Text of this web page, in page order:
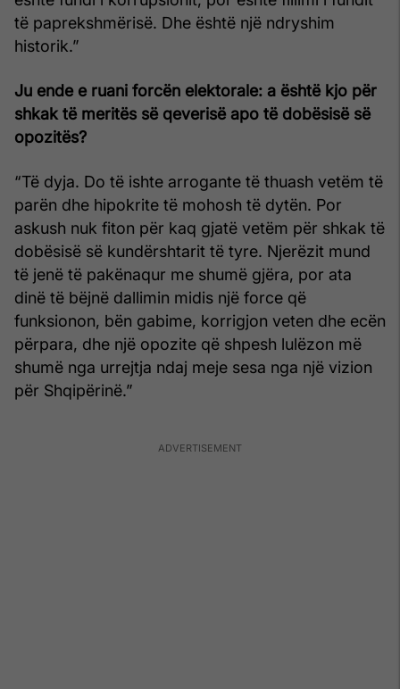
të paprekshmërisë. Dhe është një ndryshim
historik.”
Ju ende e ruani forcën elektorale: a është kjo për
shkak të meritës së qeverisë apo të dobësisë së
opozitës?
“Të dyja. Do të ishte arrogante të thuash vetëm të
parën dhe hipokrite të mohosh të dytën. Por
askush nuk fiton për kaq gjatë vetëm për shkak të
dobësisë së kundërshtarit të tyre. Njerëzit mund
të jenë të pakënaqur me shumë gjëra, por ata
dinë të bëjnë dallimin midis një force që
funksionon, bën gabime, korrigjon veten dhe ecën
përpara, dhe një opozite që shpesh lulëzon më
shumë nga urrejtja ndaj meje sesa nga një vizion
për Shqipërinë.”